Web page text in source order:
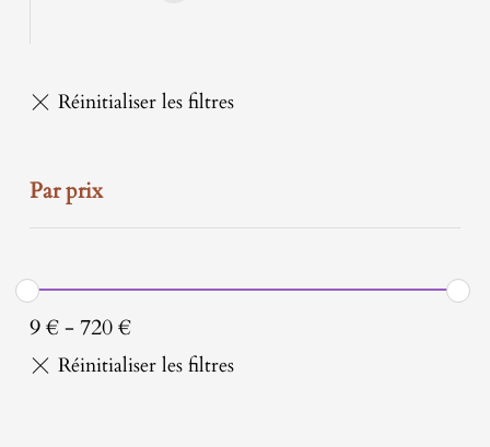
Par prix
9€- 720€